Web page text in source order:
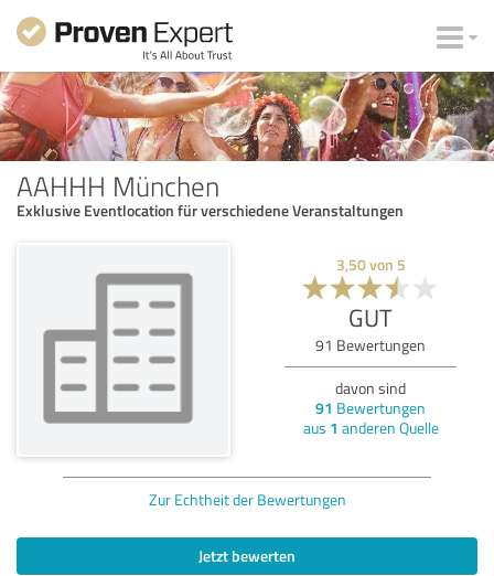
AAHHH München
Exklusive Eventlocation für verschiedene Veranstaltungen
3,50von 5
GUT
91 Bewertungen
davon sind
91 Bewertungen
aus 1 anderen Quelle
Zur Echtheit der Bewertungen
Jetzt bewerten